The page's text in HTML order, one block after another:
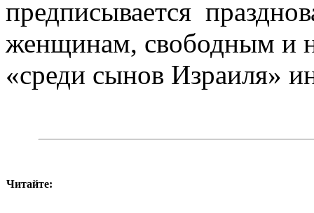
предписывается
женщинам, свободным и
«среди сынов Израиля»
Читайте: